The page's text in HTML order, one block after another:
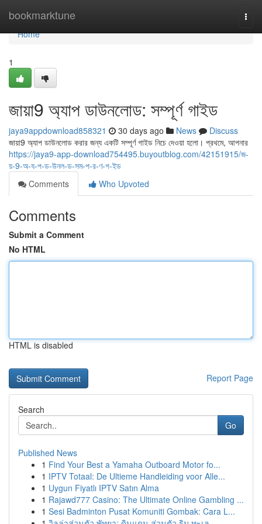
bookmarktune
Home
Home
1
জায়া9 অ্যাপ ডাউনলোড: সম্পূর্ণ গাইড
jaya9appdownload858321 30 days ago News
Discuss
জায়া9 অ্যাপ ডাউনলোড করার জন্য একটি সম্পূর্ণ গাইড নিচে দেওয়া হলো। প্রথমে, আপনার
https://jaya9-app-download754495.buyoutblog.com/42151915/জ-
য়-9-অ-য-প-ড-উনল-ড-সম-প-র-ণ-গ-ইড
Comments
Who Upvoted
Comments
Submit a Comment
No HTML
HTML is disabled
Report Page
Search
Go
Published News
1 Find Your Best a Yamaha Outboard Motor fo...
1 IPTV Totaal: De Ultieme Handleiding voor Alle...
1 Uygun Fiyatlı IPTV Satın Alma
1 Rajawd777 Casino: The Ultimate Online Gambling ...
1 Sesi Badminton Pusat Komuniti Gombak: Cara L...